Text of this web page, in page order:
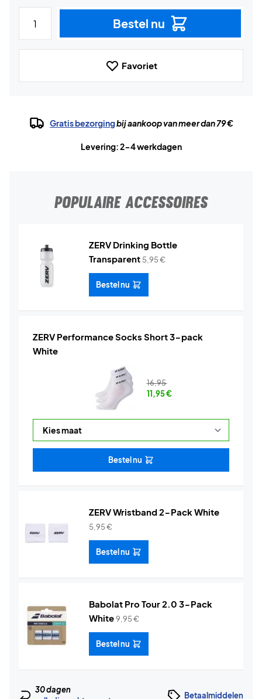
Bestel nu
Favoriet
Gratis bezorgingbij aankoop van meer dan 79 €
Levering: 2-4 werkdagen
POPULAIRE ACCESSOIRES
ZERV Drinking Bottle
Transparent 5,95€
Bestel nu
ZERV Performance Socks Short 3-pack
White
16,95
11,95€
Bestel nu
ZERV Wristband 2-Pack White
5,95€
Bestel nu
Babolat Pro Tour 2.0 3-Pack
White9,95€
Bestel nu
30 dagen
Betaalmiddelen